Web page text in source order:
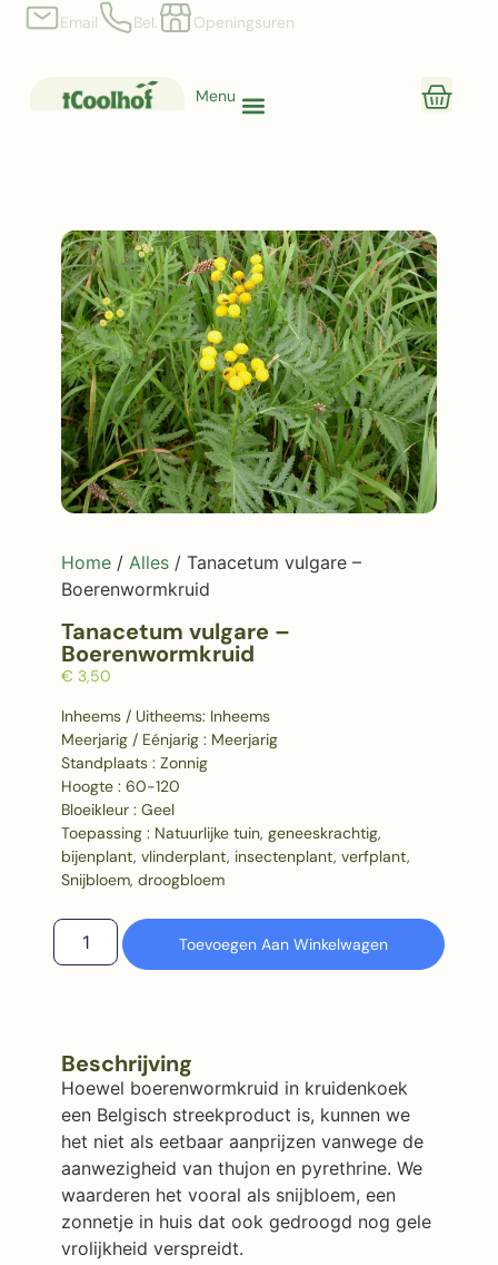
Email Bel. Openingsuren
Menu
Home/ Alles/ Tanacetum vulgare –
Boerenwormkruid
Tanacetum vulgare –
Boerenwormkruid
€ 3,50
Inheems / Uitheems: Inheems
Meerjarig / Eénjarig : Meerjarig
Standplaats : Zonnig
Hoogte : 60-120
Bloeikleur : Geel
Toepassing : Natuurlijke tuin, geneeskrachtig,
bijenplant, vlinderplant, insectenplant, verfplant,
Snijbloem, droogbloem
Toevoegen Aan Winkelwagen
Beschrijving
Hoewel boerenwormkruid in kruidenkoek
een Belgisch streekproduct is, kunnen we
het niet als eetbaar aanprijzen vanwege de
aanwezigheid van thujon en pyrethrine. We
waarderen het vooral als snijbloem, een
zonnetje in huis dat ook gedroogd nog gele
vrolijkheid verspreidt.